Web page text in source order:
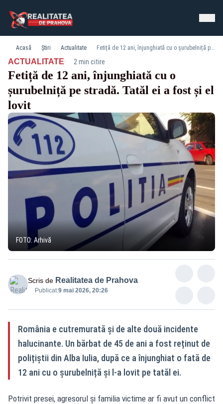
Acasă Știri Actualitate Fetiță de 12 ani, înjunghiată cu o șurubelniță pe stradă. Tatăl ei a fost și el lovit
ACTUALITATE· 2 min citire
Fetiță de 12 ani, înjunghiată cu o
șurubelniță pe stradă. Tatăl ei a fost și el
lovit
FOTO: Arhivă
Scris de Realitatea de Prahova
Publicat:9 mai 2026, 20:26
România e cutremurată și de alte două incidente
halucinante. Un bărbat de 45 de ani a fost reținut de
polițiștii din Alba Iulia, după ce a înjunghiat o fată de
12 ani cu o șurubelniță și l-a lovit pe tatăl ei.
Potrivit presei, agresorul și familia victime ar fi avut un conflict